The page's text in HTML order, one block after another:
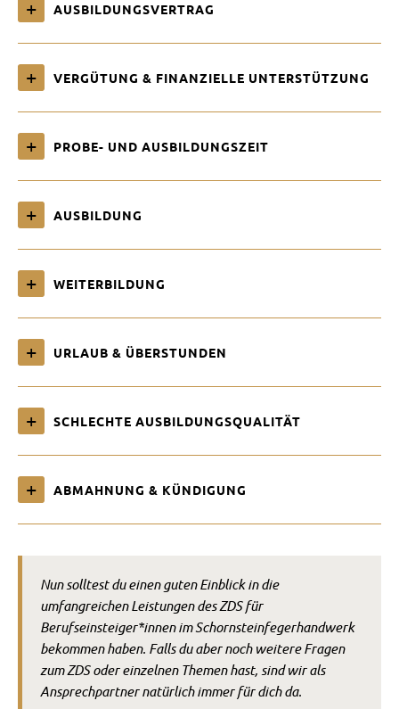
AUSBILDUNGSVERTRAG
VERGÜTUNG & FINANZIELLE UNTERSTÜTZUNG
PROBE- UND AUSBILDUNGSZEIT
AUSBILDUNG
WEITERBILDUNG
URLAUB & ÜBERSTUNDEN
SCHLECHTE AUSBILDUNGSQUALITÄT
ABMAHNUNG & KÜNDIGUNG
Nun solltest du einen guten Einblick in die
umfangreichen Leistungen des ZDS für
Berufseinsteiger*innen im Schornsteinfegerhandwerk
bekommen haben. Falls du aber noch weitere Fragen
zum ZDS oder einzelnen Themen hast, sind wir als
Ansprechpartner natürlich immer für dich da.